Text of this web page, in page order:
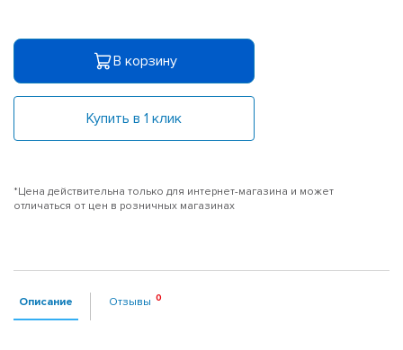
В корзину
Купить в 1 клик
*Цена действительна только для интернет-магазина и может
отличаться от цен в розничных магазинах
Описание Отзывы